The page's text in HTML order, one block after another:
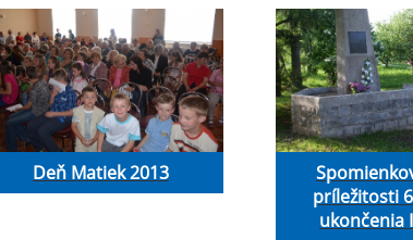
Deň Matiek 2013
príležitosti
ukončenia